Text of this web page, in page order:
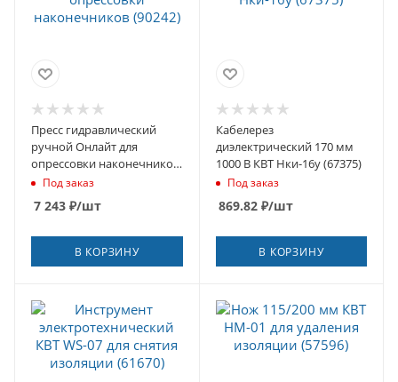
Пресс гидравлический
ручной Онлайт для
опрессовки наконечников
(90242)
Под заказ
7 243 ₽/шт
В КОРЗИНУ
Кабелерез
диэлектрический 170 мм
1000 В КВТ Нки-16у (67375)
Под заказ
869.82₽/шт
В КОРЗИНУ